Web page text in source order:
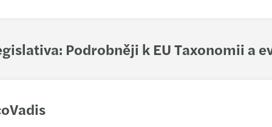
Podrobněji k EU Taxonomii a